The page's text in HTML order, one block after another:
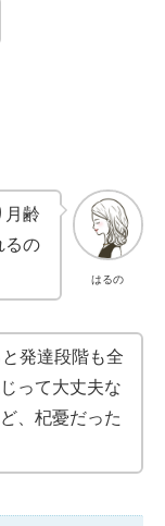
はるの
月齢
るの
発達段階も全
って大丈夫な
、杞憂だった